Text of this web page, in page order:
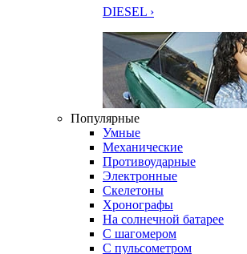
DIESEL ›
Популярные
Умные
Механические
Противоударные
Электронные
Скелетоны
Хронографы
На солнечной батарее
С шагомером
С пульсометром